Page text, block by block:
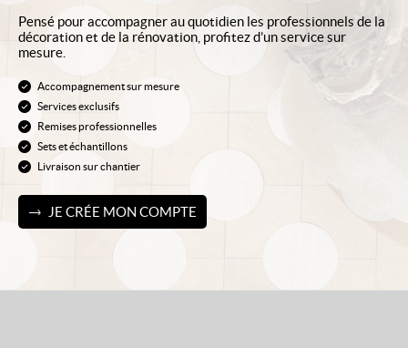
Pensé pour accompagner au quotidien les professionnels de la
décoration et de la rénovation, profitez d’un service sur
mesure.
Accompagnement sur mesure
Services exclusifs
Remises professionnelles
Sets et échantillons
Livraison sur chantier
JE CRÉE MON COMPTE